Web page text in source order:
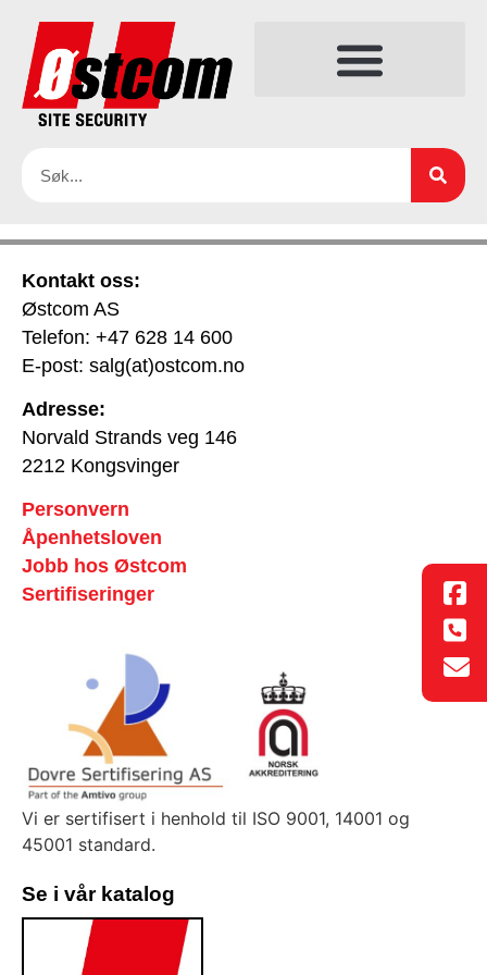
Kontakt oss:
Østcom AS
Telefon: +47 628 14 600
E-post: salg(at)ostcom.no
Adresse:
Norvald Strands veg 146
2212 Kongsvinger
Personvern
Åpenhetsloven
Jobb hos Østcom
Sertifiseringer
Vi er sertifisert i henhold til ISO 9001, 14001 og
45001 standard.
Se i vår katalog